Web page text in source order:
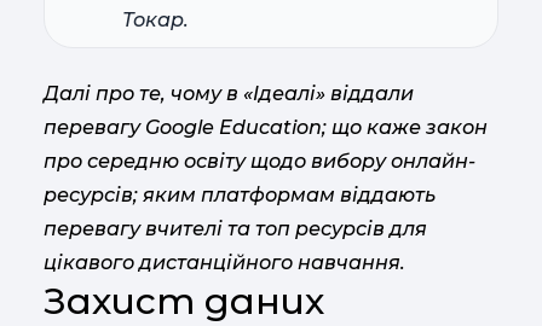
Токар.
Далі про те, чому в «Ідеалі» віддали
перевагу Google Education; що каже закон
про середню освіту щодо вибору онлайн-
ресурсів; яким платформам віддають
перевагу вчителі та топ ресурсів для
цікавого дистанційного навчання.
Захист даних